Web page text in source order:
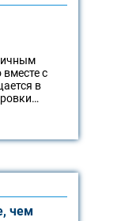
с
в
чем